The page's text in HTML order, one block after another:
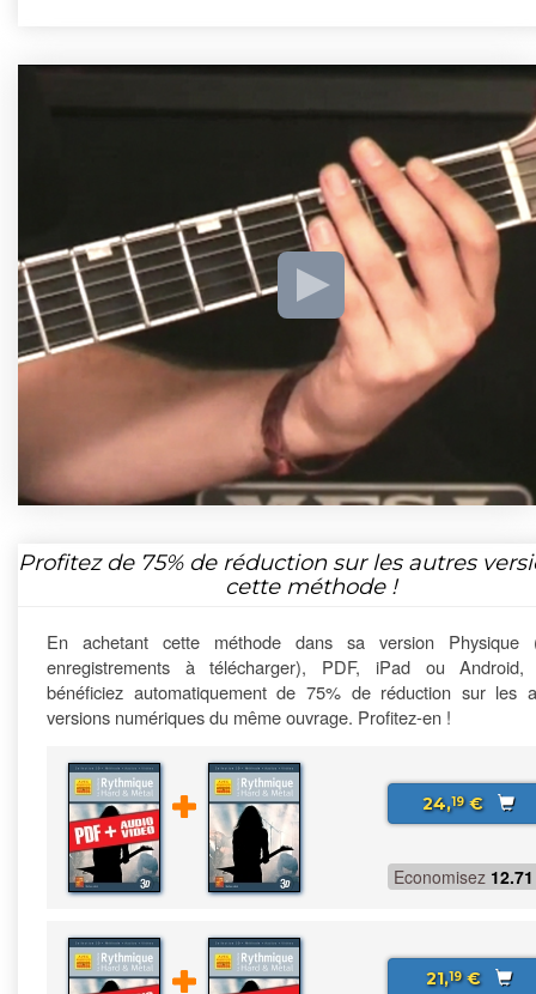
Profitez de 75%de réduction sur les autres
cette méthode !
En achetant cette méthode dans sa version Physique
enregistrements à télécharger), PDF, iPad ou Android,
bénéficiez automatiquement de 75% de réduction sur les
versions numériques du même ouvrage. Profitez-en !
24,19€
Economisez 12.71
21,19€